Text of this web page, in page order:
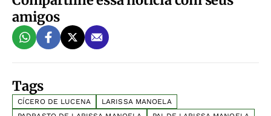
amigos
Tags
CÍCERO DE LUCENA
LARISSA MANOELA